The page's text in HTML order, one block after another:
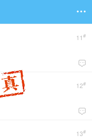

11 #

12#

13#